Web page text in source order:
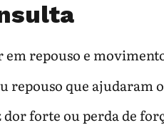
Relatar
sintomas
em repouso e
repouso que ajudaram
forte ou perda de